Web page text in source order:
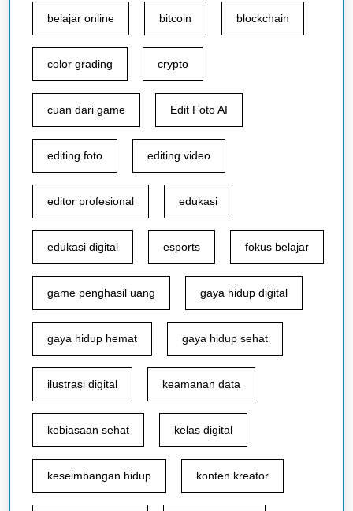
belajar online bitcoin blockchain
color grading crypto
cuan dari game Edit Foto AI
editing foto editing video
editor profesional edukasi
edukasi digital esports fokus belajar
game penghasil uang gaya hidup digital
gaya hidup hemat gaya hidup sehat
ilustrasi digital keamanan data
kebiasaan sehat kelas digital
keseimbangan hidup konten kreator